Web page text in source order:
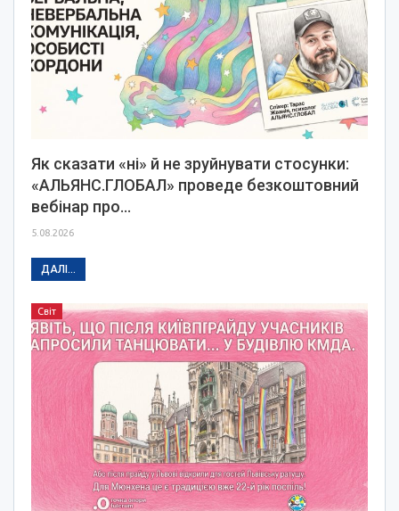
Як сказати «ні» й не зруйнувати стосунки:
«АЛЬЯНС.ГЛОБАЛ» проведе безкоштовний
вебінар про…
5.08.2026
ДАЛІ...
Світ